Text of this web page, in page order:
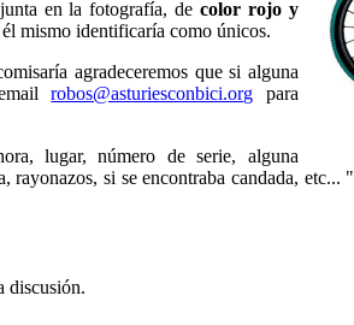
en la fotografía, decolor rojo y
mismo identificaría como únicos.
agradeceremos que si alguna
robos@asturiesconbici.org para
lugar, número de serie, alguna
rayonazos, si se encontraba candada, etc... "
discusión.